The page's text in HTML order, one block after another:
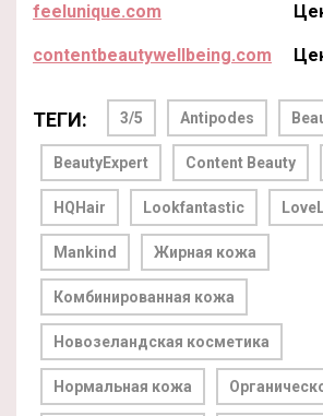
feelunique.com
contentbeautywellbeing.com
ТЕГИ: 3/5 Antipodes
BeautyExpert Content Beauty
HQHair Lookfantastic
Mankind Жирная кожа
Комбинированная кожа
Новозеландская косметика
Нормальная кожа